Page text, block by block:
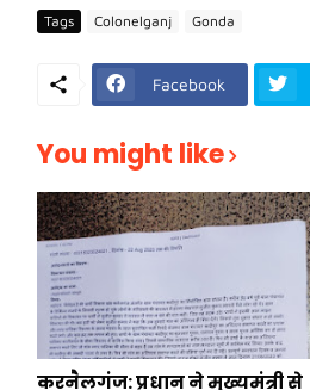
Tags Colonelganj Gonda
Facebook
You might like
करनैलगंज: प्रधान ने मुख्यमंत्री से